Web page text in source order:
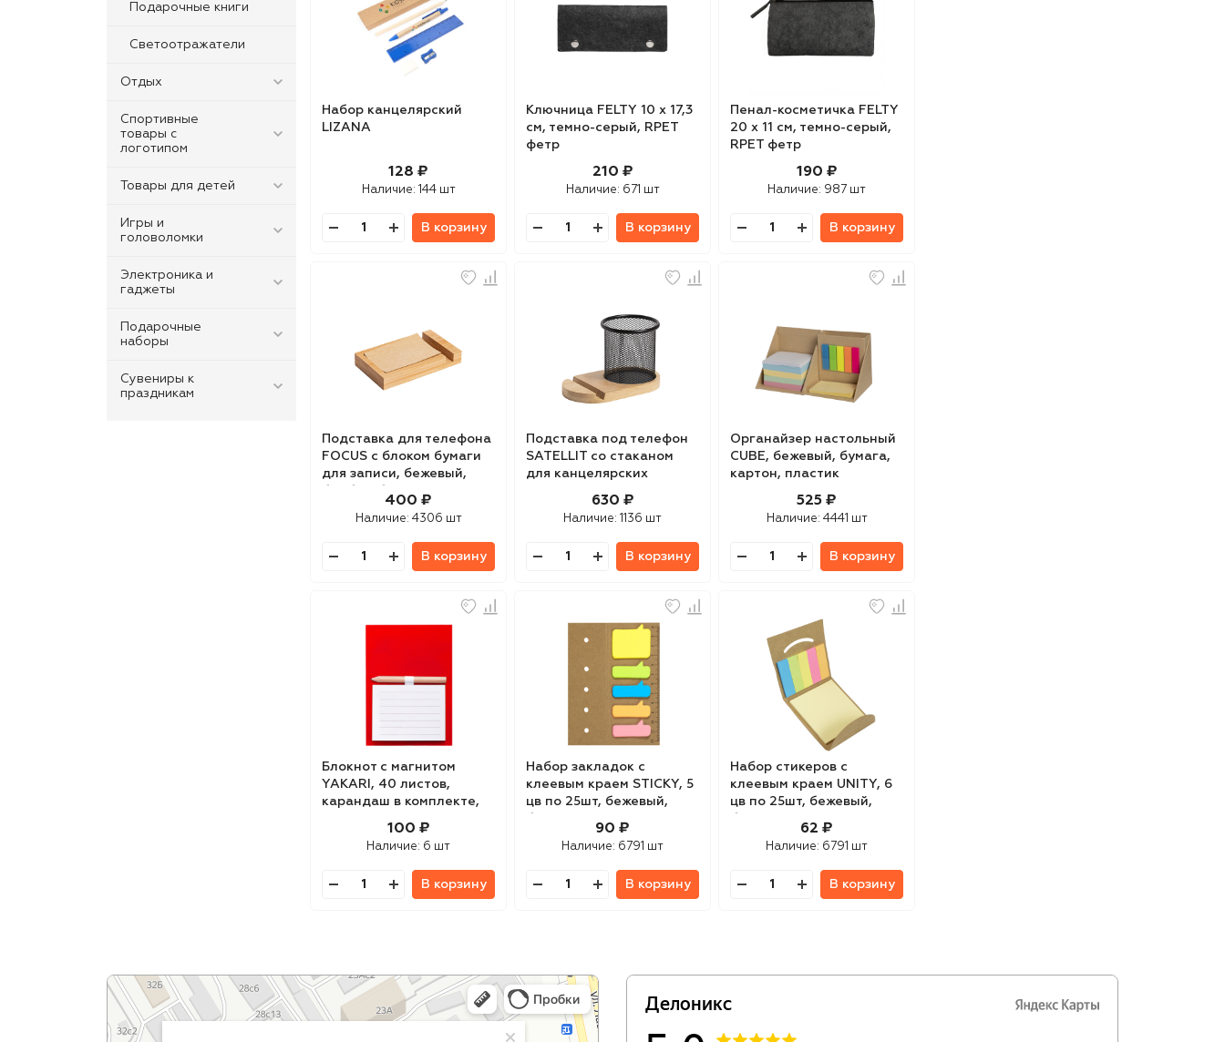
Подарочные книги
Светоотражатели
Отдых
Спортивные
товары с
логотипом
Товары для детей
Игры и
головоломки
Электроника и
гаджеты
Подарочные
наборы
Сувениры к
праздникам
Набор канцелярский
LIZANA
128 ₽
Наличие: 144 шт
В корзину
Ключница FELTY 10 х 17,3
см, темно-серый, RPET
фетр
210 ₽
Наличие: 671 шт
В корзину
Пенал-косметичка FELTY
20 х 11 см, темно-серый,
RPET фетр
190 ₽
Наличие: 987 шт
В корзину
Подставка для телефона
FOCUS с блоком бумаги
для записи, бежевый,
400 ₽
Наличие: 4306 шт
В корзину
Подставка под телефон
SATELLIT со стаканом
для канцелярских
бежевый/черный,
630 ₽
Наличие: 1136 шт
В корзину
Органайзер настольный
CUBE, бежевый, бумага,
картон, пластик
525 ₽
Наличие: 4441 шт
В корзину
Блокнот с магнитом
YAKARI, 40 листов,
карандаш в комплекте,
100 ₽
Наличие: 6 шт
В корзину
Набор закладок с
клеевым краем STICKY, 5
цв по 25шт, бежевый,
90 ₽
Наличие: 6791 шт
В корзину
Набор стикеров с
клеевым краем UNITY, 6
цв по 25шт, бежевый,
62 ₽
Наличие: 6791 шт
В корзину